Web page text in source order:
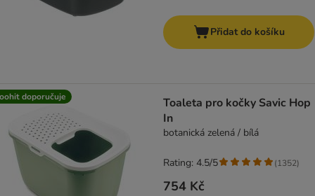
Přidat do košíku
doporučuje
Toaleta pro kočky Savic Hop
In
botanická zelená / bílá
754 Kč
Rating: 4.5/5 (1352)